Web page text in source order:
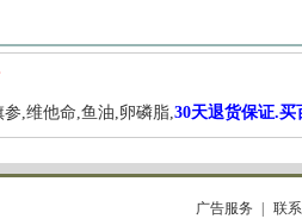
参,维他命,鱼油,卵磷脂,30天退货保证.买
广告服务 联